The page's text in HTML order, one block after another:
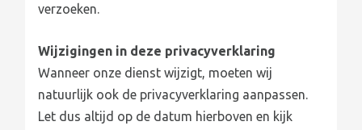
verzoeken.
Wijzigingen in deze privacyverklaring
Wanneer onze dienst wijzigt, moeten wij
natuurlijk ook de privacyverklaring aanpassen.
Let dus altijd op de datum hierboven en kijk